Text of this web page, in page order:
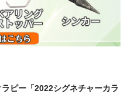
ピー「2022シグネチャーカラ